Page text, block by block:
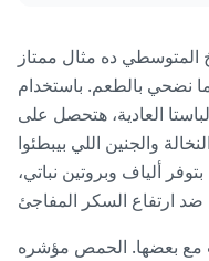
ده مثال ممتاز
نضحي بالطعم. باستخدام
العادية، هتحصل على
والجنين اللي بيبطئوا
ألياف وبروتين نباتي،
مع بعضها. الحمص مؤشره